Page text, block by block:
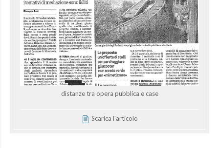
distanze tra opera pubblica e case
Scarica l'articolo